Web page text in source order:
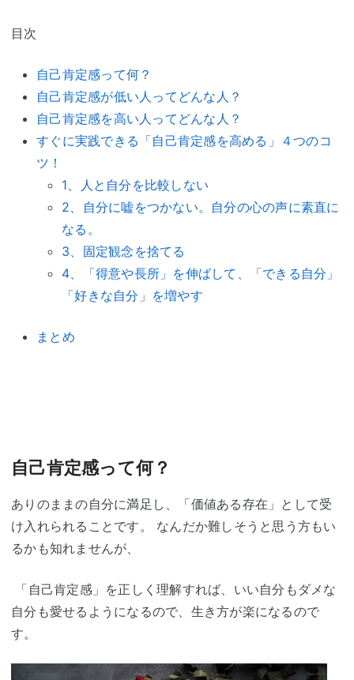
目次
自己肯定感って何？
自己肯定感が低い人ってどんな人？
自己肯定感を高い人ってどんな人？
すぐに実践できる「自己肯定感を高める」４つのコ
ツ！
1、人と自分を比較しない
2、自分に嘘をつかない。自分の心の声に素直に
なる。
3、固定観念を捨てる
4、「得意や長所」を伸ばして、「できる自分」
「好きな自分」を増やす
まとめ
自己肯定感って何？
ありのままの自分に満足し、「価値ある存在」として受
け入れられることです。 なんだか難しそうと思う方もい
るかも知れませんが、
「自己肯定感」を正しく理解すれば、いい自分もダメな
自分も愛せるようになるので、生き方が楽になるので
す。